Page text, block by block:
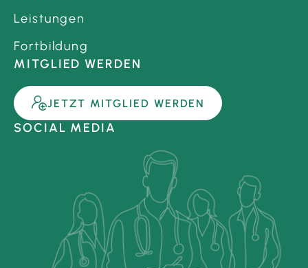
Leistungen
Fortbildung
MITGLIED WERDEN
JETZT MITGLIED WERDEN
SOCIAL MEDIA